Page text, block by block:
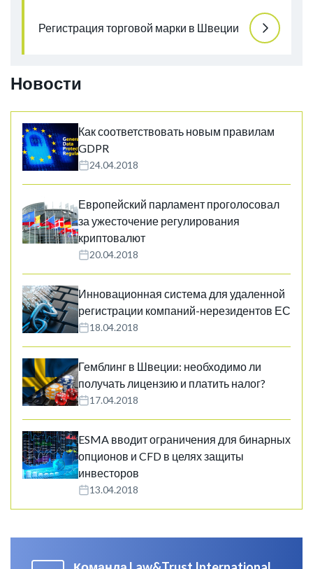
Регистрация торговой марки в Швеции
Новости
Как соответствовать новым правилам
GDPR
24.04.2018
Европейский парламент проголосовал
за ужесточение регулирования
криптовалют
20.04.2018
Инновационная система для удаленной
регистрации компаний-нерезидентов ЕС
18.04.2018
Гемблинг в Швеции: необходимо ли
получать лицензию и платить налог?
17.04.2018
ESMA вводит ограничения для бинарных
опционов и CFD в целях защиты
инвесторов
13.04.2018